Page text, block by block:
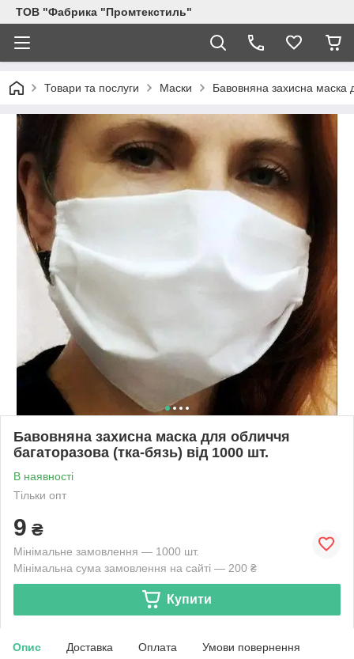
ТОВ "Фабрика "Промтекстиль"
Товари та послуги Маски Бавовняна захисна маска
Бавовняна захисна маска для обличчя
багаторазова (тка-бязь) від 1000 шт.
В наявності
Тільки опт
9 ₴
Мінімальне замовлення — 1000 шт.
Мінімальна сума замовлення на сайті — 200 ₴
Купити
Опис Доставка Оплата Умови повернення